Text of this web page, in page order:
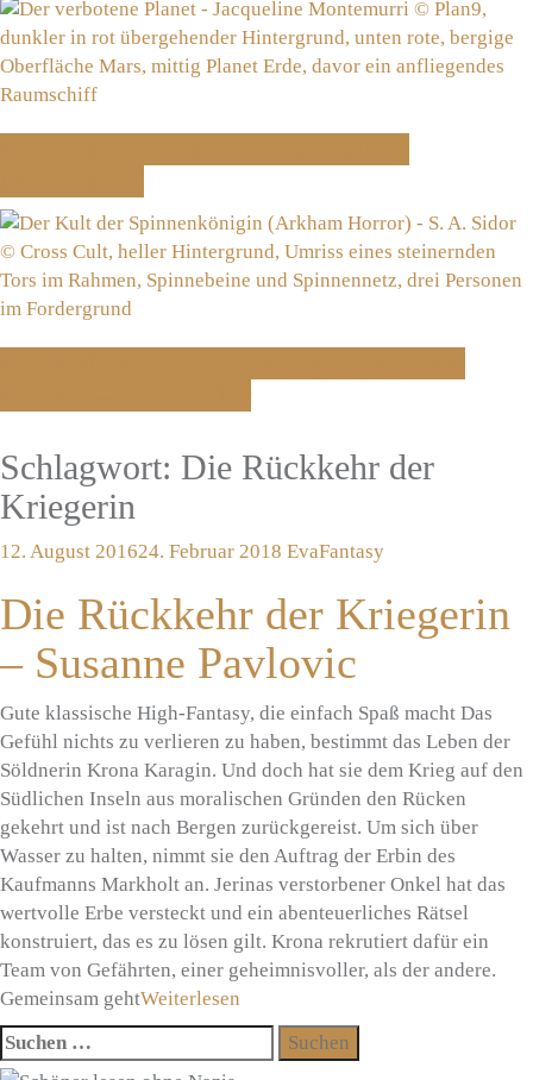
Schlagwort: Die Rückkehr der
Kriegerin
12. August 201624. Februar 2018 EvaFantasy
Die Rückkehr der Kriegerin
– Susanne Pavlovic
Gute klassische High-Fantasy, die einfach Spaß macht Das
Gefühl nichts zu verlieren zu haben, bestimmt das Leben der
Söldnerin Krona Karagin. Und doch hat sie dem Krieg auf den
Südlichen Inseln aus moralischen Gründen den Rücken
gekehrt und ist nach Bergen zurückgereist. Um sich über
Wasser zu halten, nimmt sie den Auftrag der Erbin des
Kaufmanns Markholt an. Jerinas verstorbener Onkel hat das
wertvolle Erbe versteckt und ein abenteuerliches Rätsel
konstruiert, das es zu lösen gilt. Krona rekrutiert dafür ein
Team von Gefährten, einer geheimnisvoller, als der andere.
Gemeinsam gehtWeiterlesen
Suchen
nach: